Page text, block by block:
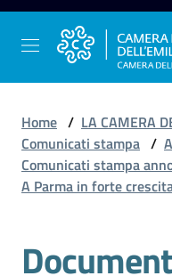
Vai al contenuto
Vai alla navigazione
Vai al footer
La
Home / LA CAMERA
Comunicati stampa /
Comunicati stampa
A Parma in forte